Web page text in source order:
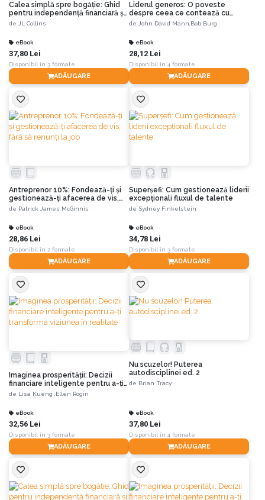
Calea simplă spre bogăție: Ghid
pentru independență financiară și
o viață liberă și bogată
de JL Collins
eBook
37,80 Lei
Disponibil în 3 formate
ADĂUGARE
Liderul generos: O poveste
despre ceea ce contează cu
adevărat în afaceri
de John David Mann, Bob Burg
eBook
28,12 Lei
Disponibil în 4 formate
ADĂUGARE
Antreprenor 10%: Fondează-ți și
gestionează-ți afacerea de vis,
fără să renunți la job
de Patrick James McGinnis
eBook
28,86 Lei
Disponibil în 2 formate
ADĂUGARE
Superșefi: Cum gestionează liderii
excepționali fluxul de talente
de Sydney Finkelstein
eBook
34,78 Lei
Disponibil în 3 formate
ADĂUGARE
Imaginea prosperității: Decizii
financiare inteligente pentru a-ți
transforma viziunea în realitate
de Lisa Kueng , Ellen Rogin
eBook
32,56 Lei
Disponibil în 3 formate
ADĂUGARE
Nu scuzelor! Puterea
autodisciplinei ed. 2
de Brian Tracy
eBook
37,80 Lei
Disponibil în 4 formate
ADĂUGARE